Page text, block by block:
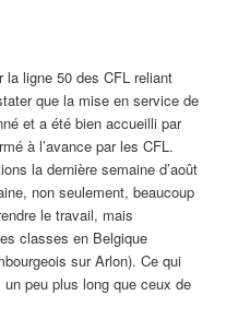
ligne 50 des CFL reliant
que la mise en service de
et a été bien accueilli par
à l’avance par les CFL.
la dernière semaine d’août
non seulement, beaucoup
le travail, mais
classes en Belgique
sur Arlon). Ce qui
peu plus long que ceux de